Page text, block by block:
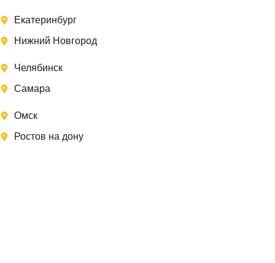
Екатеринбург
Нижний Новгород
Челябинск
Самара
Омск
Ростов на дону